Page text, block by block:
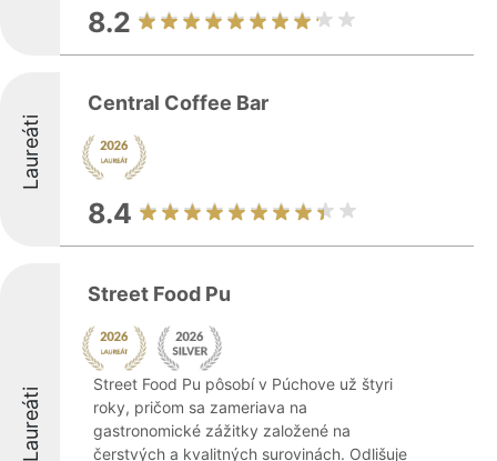
8.2
Laureáti
Central Coffee Bar
8.4
Laureáti
Street Food Pu
Street Food Pu pôsobí v Púchove už štyri
roky, pričom sa zameriava na
gastronomické zážitky založené na
čerstvých a kvalitných surovinách. Odlišuje